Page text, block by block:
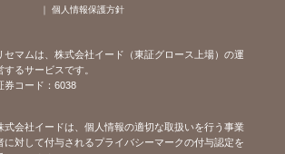
個人情報保護方針
セマムは、株式会社イード（東証グロース上場）の運
するサービスです。
券コード：6038
式会社イードは、個人情報の適切な取扱いを行う事業
に対して付与されるプライバシーマークの付与認定を